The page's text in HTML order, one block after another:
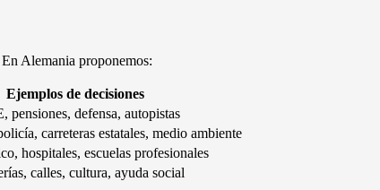
Alemania proponemos:
Ejemplos de decisiones
pensiones, defensa, autopistas
carreteras estatales, medio ambiente
hospitales, escuelas profesionales
calles, cultura, ayuda social